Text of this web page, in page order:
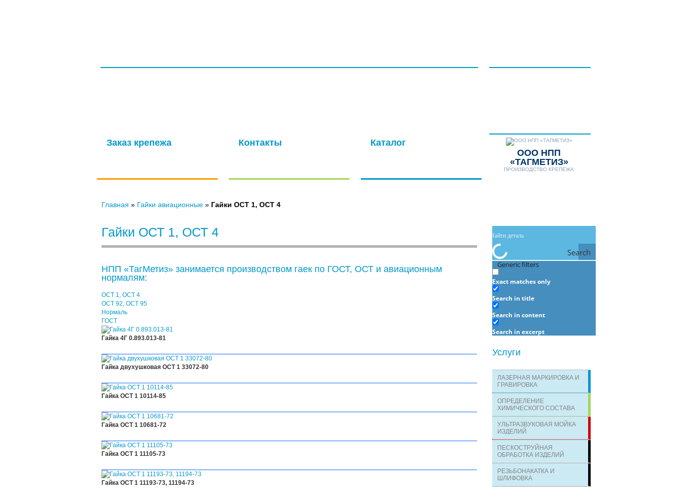
Заказ крепежа Контакты Каталог
Главная » Гайки авиационные » Гайки ОСТ 1, ОСТ 4
Гайки ОСТ 1, ОСТ 4
НПП «ТагМетиз» занимается производством гаек по ГОСТ, ОСТ и авиационным
нормалям:
ОСТ 1, ОСТ 4
ОСТ 92, ОСТ 95
Нормаль
ГОСТ
Гайка 4Г 0.893.013-81
Гайка двухушковая ОСТ 1 33072-80
Гайка ОСТ 1 10114-85
Гайка ОСТ 1 10681-72
Гайка ОСТ 1 11105-73
Гайка ОСТ 1 11193-73, 11194-73
ООО НПП
«ТАГМЕТИЗ»
ПРОИЗВОДСТВО КРЕПЕЖА
Search
Generic filters
Exact matches only
Search in title
Search in content
Search in excerpt
Услуги
ЛАЗЕРНАЯ МАРКИРОВКА И
ГРАВИРОВКА
ОПРЕДЕЛЕНИЕ
ХИМИЧЕСКОГО СОСТАВА
УЛЬТРАЗВУКОВАЯ МОЙКА
ИЗДЕЛИЙ
ПЕСКОСТРУЙНАЯ
ОБРАБОТКА ИЗДЕЛИЙ
РЕЗЬБОНАКАТКА И
ШЛИФОВКА